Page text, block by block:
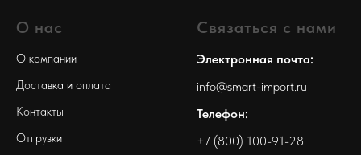
О нас
О компании
Доставка и оплата
Контакты
Отгрузки
Связаться с нами
Электронная почта:
info@smart-import.ru
Телефон:
+7 (800) 100-91-28